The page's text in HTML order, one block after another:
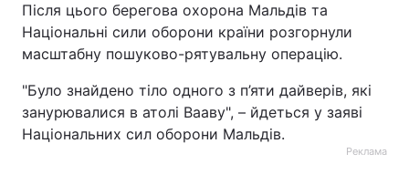
Після цього берегова охорона Мальдів та
Національні сили оборони країни розгорнули
масштабну пошуково-рятувальну операцію.
"Було знайдено тіло одного з п’яти дайверів, які
занурювалися в атолі Вааву", – йдеться у заяві
Національних сил оборони Мальдів.
Реклама